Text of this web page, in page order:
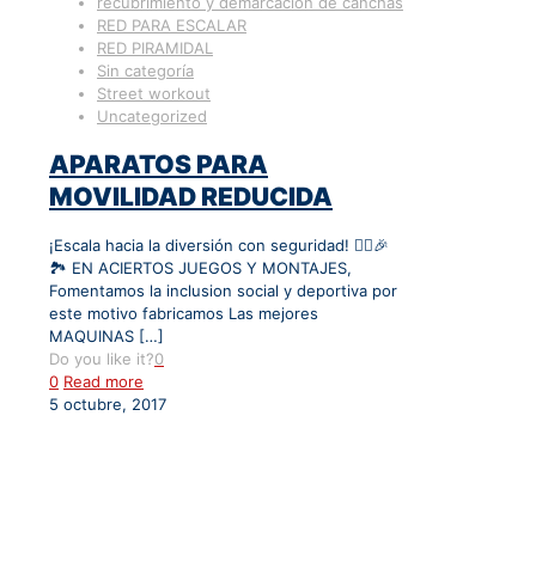
RED PARA ESCALAR
RED PIRAMIDAL
Sin categoría
Street workout
Uncategorized
APARATOS PARA
MOVILIDAD REDUCIDA
¡Escala hacia la diversión con seguridad! 🧗‍♀️🎉
🏞️ EN ACIERTOS JUEGOS Y MONTAJES,
Fomentamos la inclusion social y deportiva por
este motivo fabricamos Las mejores
MAQUINAS […]
Do you like it?0
0 Read more
5 octubre, 2017